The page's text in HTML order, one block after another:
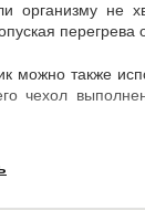
организму не
перегрева
можно также
чехол
надёжно